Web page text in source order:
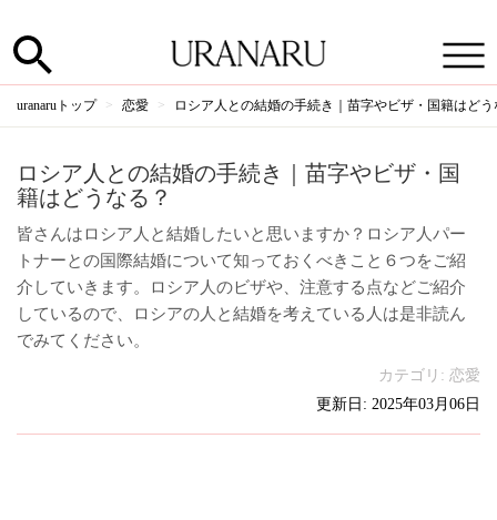
uranaruトップ 恋愛 ロシア人との結婚の手続き｜苗字やビザ・国籍はどう
ロシア人との結婚の手続き｜苗字やビザ・国
籍はどうなる？
皆さんはロシア人と結婚したいと思いますか？ロシア人パー
トナーとの国際結婚について知っておくべきこと６つをご紹
介していきます。ロシア人のビザや、注意する点などご紹介
しているので、ロシアの人と結婚を考えている人は是非読ん
でみてください。
カテゴリ: 恋愛
更新日: 2025年03月06日